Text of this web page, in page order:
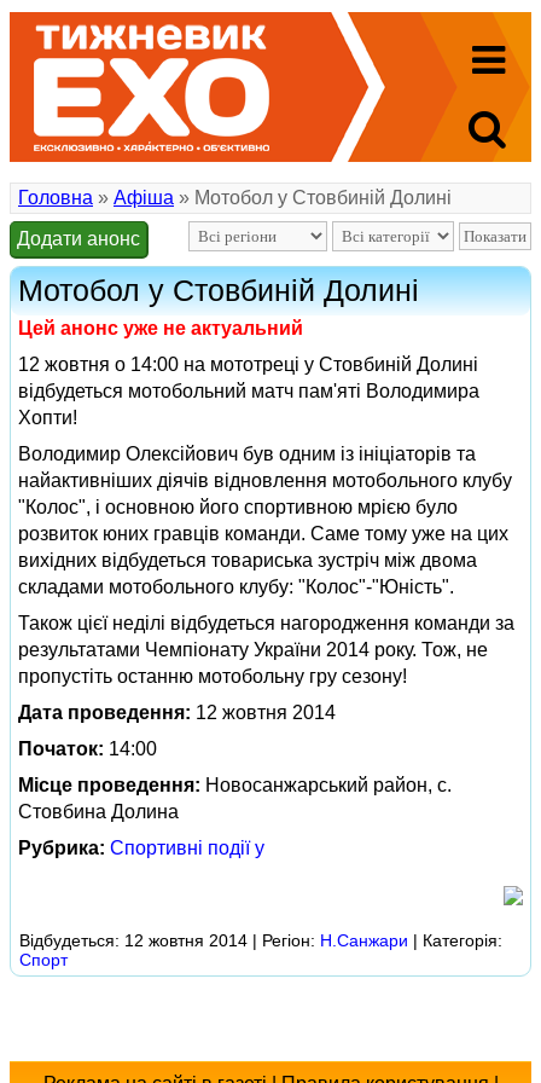
Головна » Афіша » Мотобол у Стовбиній Долині
Додати анонс
Мотобол у Стовбиній Долині
Цей анонс уже не актуальний
12 жовтня о 14:00 на мототреці у Стовбиній Долині
відбудеться мотобольний матч пам'яті Володимира
Хопти!
Володимир Олексійович був одним із ініціаторів та
найактивніших діячів відновлення мотобольного клубу
"Колос", і основною його спортивною мрією було
розвиток юних гравців команди. Саме тому уже на цих
вихідних відбудеться товариська зустріч між двома
складами мотобольного клубу: "Колос"-"Юність".
Також цієї неділі відбудеться нагородження команди за
результатами Чемпіонату України 2014 року. Тож, не
пропустіть останню мотобольну гру сезону!
Дата проведення: 12 жовтня 2014
Початок: 14:00
Місце проведення: Новосанжарський район, с.
Стовбина Долина
Рубрика: Спортивні події у
Відбудеться: 12 жовтня 2014 | Регіон: Н.Санжари | Категорія:
Спорт